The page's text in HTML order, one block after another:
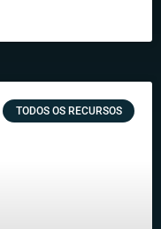
TODOS OS RECURSOS